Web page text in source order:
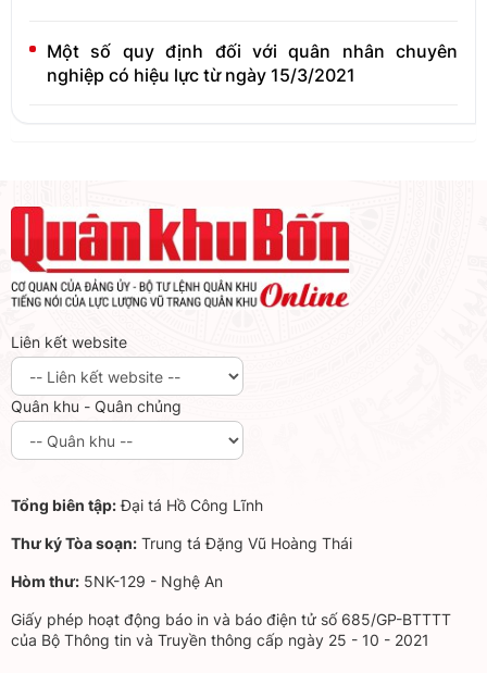
Một số quy định đối với quân nhân chuyên
nghiệp có hiệu lực từ ngày 15/3/2021
Liên kết website
Quân khu - Quân chủng
Tổng biên tập:Đại tá Hồ Công Lĩnh
Thư ký Tòa soạn: Trung tá Đặng Vũ Hoàng Thái
Hòm thư: 5NK-129 - Nghệ An
Giấy phép hoạt động báo in và báo điện tử số 685/GP-BTTTT
của Bộ Thông tin và Truyền thông cấp ngày 25 - 10 - 2021